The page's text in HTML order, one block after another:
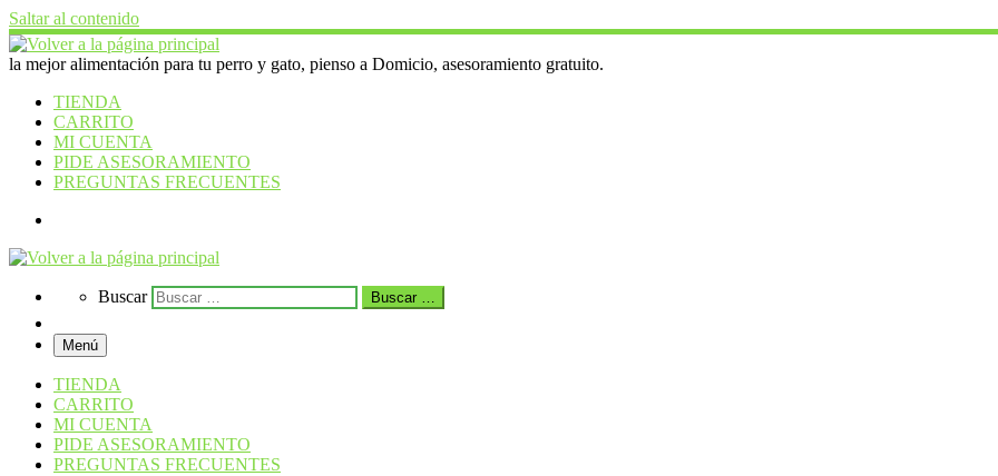
Saltar al contenido
la mejor alimentación para tu perro y gato, pienso a Domicio, asesoramiento gratuito.
TIENDA
CARRITO
MI CUENTA
PIDE ASESORAMIENTO
PREGUNTAS FRECUENTES
SearchBuscar Buscar …
Menú
TIENDA
CARRITO
MI CUENTA
PIDE ASESORAMIENTO
PREGUNTAS FRECUENTES